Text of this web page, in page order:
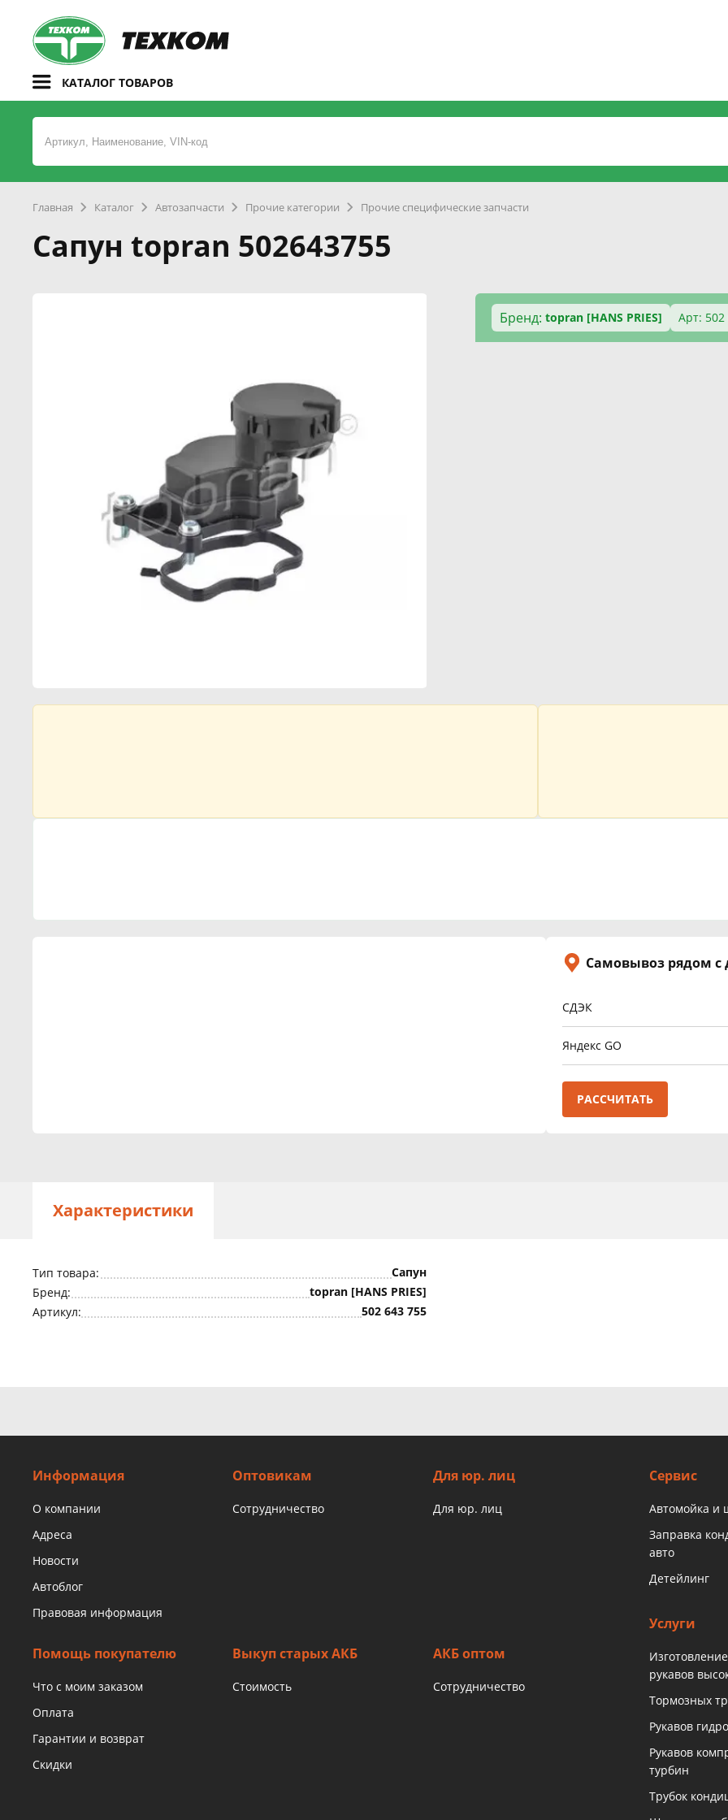
КАТАЛОГ ТОВАРОВ
Главная Каталог Автозапчасти Прочие категории Прочие специфические запчасти
Сапун topran 502643755
Бренд: topran [HANS PRIES] Арт: 502
Самовывоз рядом
СДЭК
Яндекс GO
РАССЧИТАТЬ
Характеристики
Тип товара:
Сапун
Бренд:
topran [HANS PRIES]
Артикул:
502 643 755
Информация
О компании
Адреса
Новости
Автоблог
Правовая информация
Оптовикам
Сотрудничество
Для юр. лиц
Для юр. лиц
Помощь покупателю
Что с моим заказом
Оплата
Гарантии и возврат
Скидки
Выкуп старых АКБ
Стоимость
АКБ оптом
Сотрудничество
Сервис
Автомойка и
Заправка
авто
Детейлинг
Услуги
рукавов
Тормозных
Рукавов
Рукавов
турбин
Трубок